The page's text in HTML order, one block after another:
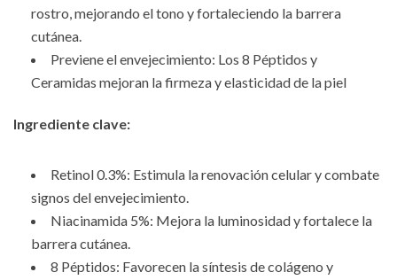
rostro, mejorando el tono y fortaleciendo la barrera
cutánea.
Previene el envejecimiento: Los 8 Péptidos y
Ceramidas mejoran la firmeza y elasticidad de la piel
Ingrediente clave:
Retinol 0.3%: Estimula la renovación celular y combate
signos del envejecimiento.
Niacinamida 5%: Mejora la luminosidad y fortalece la
barrera cutánea.
8 Péptidos: Favorecen la síntesis de colágeno y